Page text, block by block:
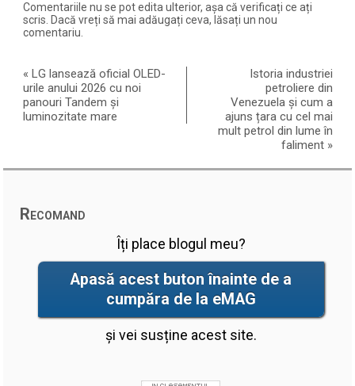
Comentariile nu se pot edita ulterior, așa că verificați ce ați
scris. Dacă vreți să mai adăugați ceva, lăsați un nou
comentariu.
«LG lansează oficial OLED-
urile anului 2026 cu noi
panouri Tandem și
luminozitate mare
Istoria industriei
petroliere din
Venezuela și cum a
ajuns țara cu cel mai
mult petrol din lume în
faliment »
Recomand
Îți place blogul meu?
Apasă acest buton înainte de a
cumpăra de la eMAG
și vei susține acest site.